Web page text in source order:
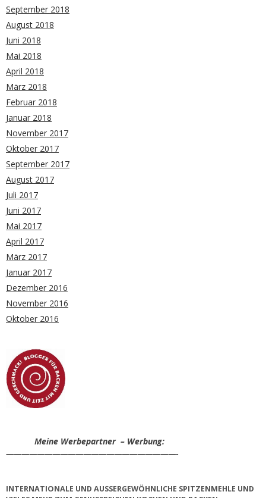
September 2018
August 2018
Juni 2018
Mai 2018
April 2018
März 2018
Februar 2018
Januar 2018
November 2017
Oktober 2017
September 2017
August 2017
Juli 2017
Juni 2017
Mai 2017
April 2017
März 2017
Januar 2017
Dezember 2016
November 2016
Oktober 2016
Meine Werbepartner – Werbung:
——————————————————————-
INTERNATIONALE UND AUSSERGEWÖHNLICHE SPITZENMEHLE UND V